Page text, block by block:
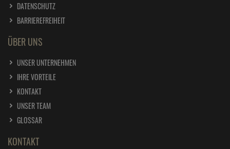
DATENSCHUTZ
BARRIEREFREIHEIT
ÜBER UNS
UNSER UNTERNEHMEN
IHRE VORTEILE
KONTAKT
UNSER TEAM
GLOSSAR
KONTAKT